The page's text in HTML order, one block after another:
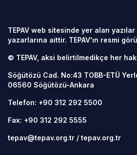
TEPAV web sitesinde yer alan
yazarlarına aittir. TEPAV'ın resmi
© TEPAV, aksi belirtilmedikçe her
Söğütözü Cad. No:43 TOBB-ETÜ
06560 Söğütözü-Ankara
Telefon: +90 312 292 5500
Fax: +90 312 292 5555
tepav@tepav.org.tr / tepav.org.tr